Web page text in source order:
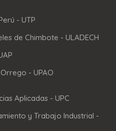
- UTP
de Chimbote - ULADECH
- UPAO
Aplicadas - UPC
y Trabajo Industrial -